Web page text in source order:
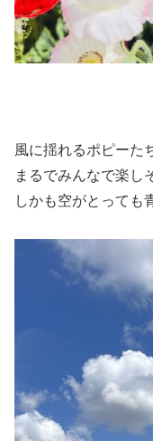
風に揺れるポピーた
まるでみんなで楽し
しかも空がとっても